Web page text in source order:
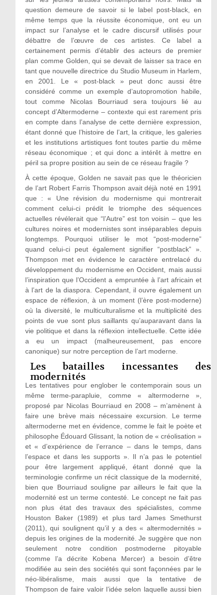
question demeure de savoir si le label post-black, en
même temps que la réussite économique, ont eu un
impact sur l’analyse et le cadre discursif utilisés pour
débattre de l’œuvre de ces artistes. Ce label a
certainement permis d’établir des acteurs de premier
plan comme Golden, qui se devait de laisser sa trace en
tant que nouvelle directrice du Studio Museum in Harlem,
en 2001. Le « post-black » peut donc aussi être
considéré comme un exemple d’autopromotion habile,
tout comme Nicolas Bourriaud sera toujours lié au
concept d’Altermoderne – contexte qui est rarement pris
en compte dans l’analyse de cette dernière expression,
étant donné que l’histoire de l’art, la critique, les galeries
et les institutions artistiques font toutes partie du même
réseau économique ; et qui donc a intérêt à mettre en
péril sa propre position au sein de ce réseau fragile ?
À cette époque, Golden ne savait pas que le théoricien
de l’art Robert Farris Thompson avait déjà noté en 1991
que : « Une révision du modernisme qui montrerait
comment celui-ci prédit le triomphe des séquences
actuelles révélerait que “l’Autre” est ton voisin – que les
cultures noires et modernistes sont inséparables depuis
longtemps. Pourquoi utiliser le mot “post-moderne”
quand celui-ci peut également signifier “postblack” ».
Thompson met en évidence le caractère entrelacé du
développement du modernisme en Occident, mais aussi
l’inspiration que l’Occident a empruntée à l’art africain et
à l’art de la diaspora. Cependant, il ouvre également un
espace de réflexion, à un moment (l’ère post-moderne)
où la diversité, le multiculturalisme et la multiplicité des
points de vue sont plus saillants qu’auparavant dans la
vie politique et dans la réflexion intellectuelle. Cette idée
a eu un impact (malheureusement, pas encore
canonique) sur notre perception de l’art moderne.
Les batailles incessantes des
modernités
Les tentatives pour englober le contemporain sous un
même terme-parapluie, comme « altermoderne »,
proposé par Nicolas Bourriaud en 2008 – m’amènent à
faire une brève mais nécessaire excursion. Le terme
altermoderne met en évidence, comme le fait le poète et
philosophe Édouard Glissant, la notion de « créolisation »
et « d’expérience de l’errance – dans le temps, dans
l’espace et dans les supports ». Il n’a pas le potentiel
pour être largement appliqué, étant donné que la
terminologie confirme un récit classique de la modernité,
bien que Bourriaud souligne par ailleurs le fait que la
modernité est un terme contesté. Le concept ne fait pas
non plus état des travaux des spécialistes, comme
Houston Baker (1989) et plus tard James Smethurst
(2011), qui soulignent qu’il y a des « altermodernités »
depuis les origines de la modernité. Je suggère que non
seulement notre condition postmoderne pitoyable
(comme l’a décrite Kobena Mercer) a besoin d’être
modifiée au sein des sociétés qui sont façonnées par le
néo-libéralisme, mais aussi que la tentative de
Thompson de faire valoir l’idée selon laquelle aussi bien